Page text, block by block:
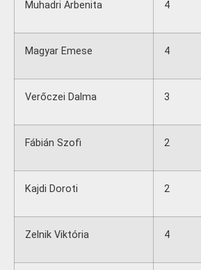
Muhadri Arbenita 4
Magyar Emese 4
Verőczei Dalma 3
Fábián Szofi 2
Kajdi Doroti 2
Zelnik Viktória 4